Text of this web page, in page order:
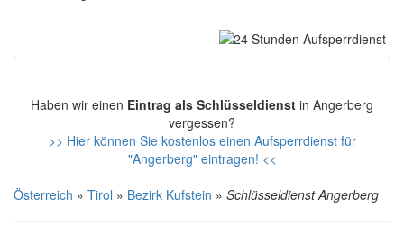
Haben wir einen Eintrag als Schlüsseldienst in Angerberg
vergessen?
>> Hier können Sie kostenlos einen Aufsperrdienst für
"Angerberg" eintragen! <<
Österreich » Tirol » Bezirk Kufstein » Schlüsseldienst Angerberg